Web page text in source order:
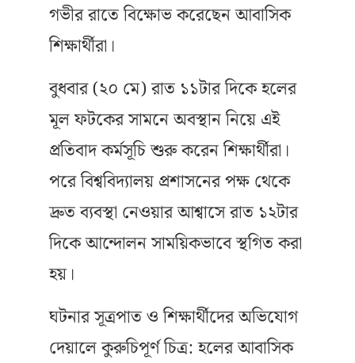
গভীর রাতে বিক্ষোভ করেছেন আবাসিক
শিক্ষার্থীরা।
বুধবার (২০ মে) রাত ১১টার দিকে হলের
মূল ফটকের সামনে অবস্থান নিয়ে এই
প্রতিবাদ কর্মসূচি শুরু করেন শিক্ষার্থীরা।
পরে বিশ্ববিদ্যালয় প্রশাসনের পক্ষ থেকে
দ্রুত ব্যবস্থা নেওয়ার আশ্বাসে রাত ১২টার
দিকে আন্দোলন সাময়িকভাবে স্থগিত করা
হয়।
ঘটনার সূত্রপাত ও শিক্ষার্থীদের অভিযোগ
দেয়ালে কুরুচিপূর্ণ চিত্র: হলের আবাসিক